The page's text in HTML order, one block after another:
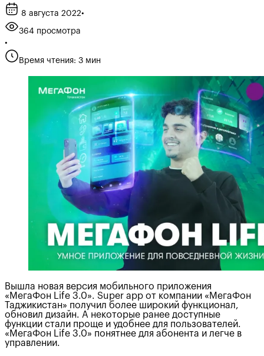
8 августа 2022•
364 просмотра
•
Время чтения: 3 мин
Вышла новая версия мобильного приложения
«МегаФон Life 3.0». Super app от компании «МегаФон
Таджикистан» получил более широкий функционал,
обновил дизайн. А некоторые ранее доступные
функции стали проще и удобнее для пользователей.
«МегаФон Life 3.0» понятнее для абонента и легче в
управлении.